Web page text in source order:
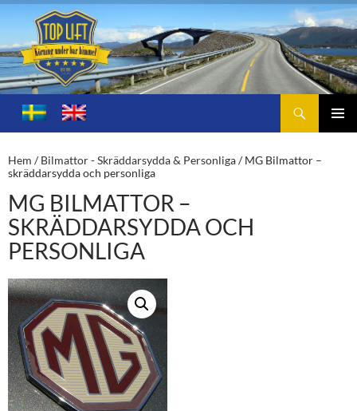
Toplift.se – för körning under bar himmel
HOPPA
TILL
Hem /Bilmattor - Skräddarsydda & Personliga/ MG Bilmattor –
skräddarsydda och personliga
MG BILMATTOR –
SKRÄDDARSYDDA OCH
PERSONLIGA